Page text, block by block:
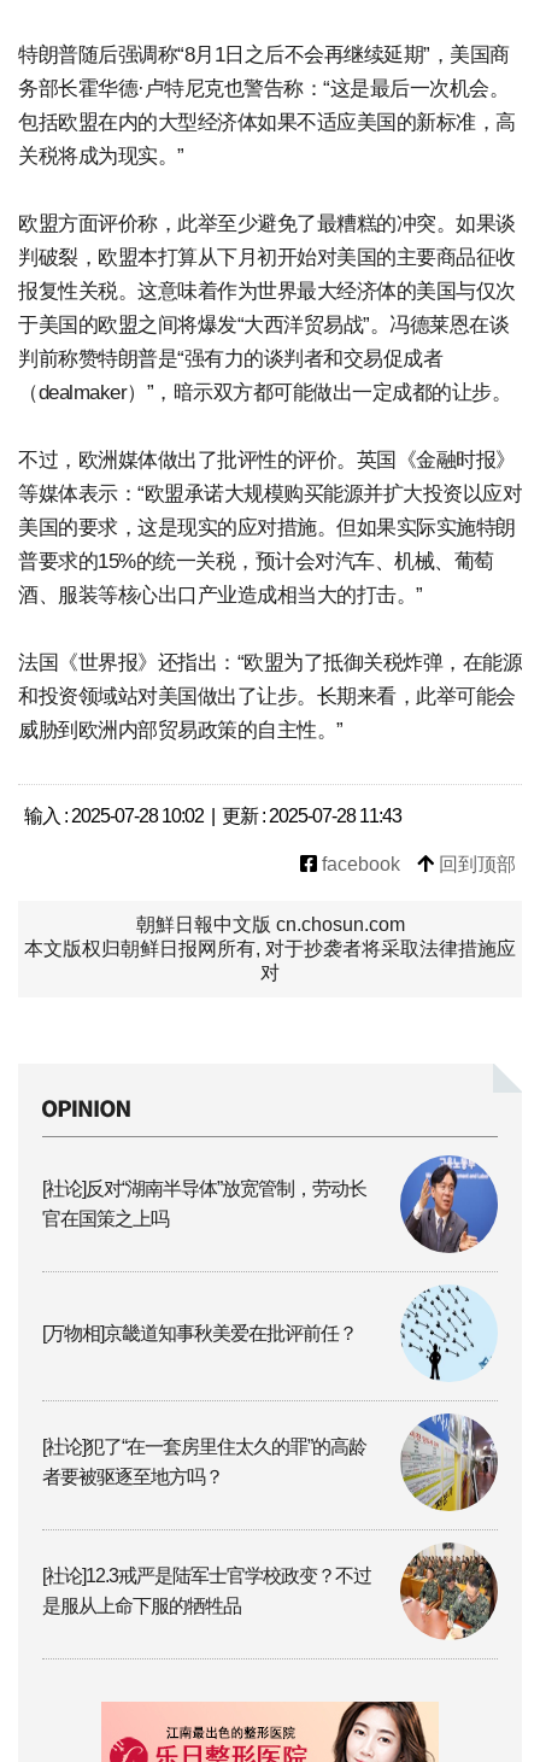
特朗普随后强调称“8月1日之后不会再继续延期”，美国商
务部长霍华德·卢特尼克也警告称：“这是最后一次机会。
包括欧盟在内的大型经济体如果不适应美国的新标准，高
关税将成为现实。”
欧盟方面评价称，此举至少避免了最糟糕的冲突。如果谈
判破裂，欧盟本打算从下月初开始对美国的主要商品征收
报复性关税。这意味着作为世界最大经济体的美国与仅次
于美国的欧盟之间将爆发“大西洋贸易战”。冯德莱恩在谈
判前称赞特朗普是“强有力的谈判者和交易促成者
（dealmaker）”，暗示双方都可能做出一定成都的让步。
不过，欧洲媒体做出了批评性的评价。英国《金融时报》
等媒体表示：“欧盟承诺大规模购买能源并扩大投资以应对
美国的要求，这是现实的应对措施。但如果实际实施特朗
普要求的15%的统一关税，预计会对汽车、机械、葡萄
酒、服装等核心出口产业造成相当大的打击。”
法国《世界报》还指出：“欧盟为了抵御关税炸弹，在能源
和投资领域站对美国做出了让步。长期来看，此举可能会
威胁到欧洲内部贸易政策的自主性。”
输入 : 2025-07-28 10:02 | 更新 : 2025-07-28 11:43
facebook 回到顶部
朝鮮日報中文版 cn.chosun.com
本文版权归朝鲜日报网所有, 对于抄袭者将采取法律措施应
对
[社论]反对“湖南半导体”放宽管制，劳动长
官在国策之上吗
[万物相]京畿道知事秋美爱在批评前任？
[社论]犯了“在一套房里住太久的罪”的高龄
者要被驱逐至地方吗？
[社论]12.3戒严是陆军士官学校政变？不过
是服从上命下服的牺牲品